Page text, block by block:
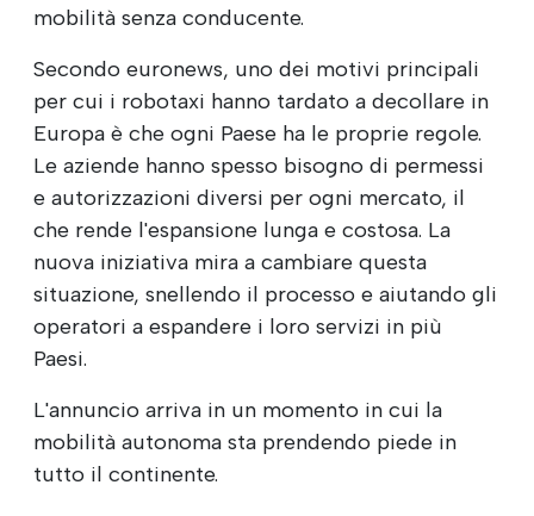
mobilità senza conducente.
Secondo euronews, uno dei motivi principali
per cui i robotaxi hanno tardato a decollare in
Europa è che ogni Paese ha le proprie regole.
Le aziende hanno spesso bisogno di permessi
e autorizzazioni diversi per ogni mercato, il
che rende l'espansione lunga e costosa. La
nuova iniziativa mira a cambiare questa
situazione, snellendo il processo e aiutando gli
operatori a espandere i loro servizi in più
Paesi.
L'annuncio arriva in un momento in cui la
mobilità autonoma sta prendendo piede in
tutto il continente.